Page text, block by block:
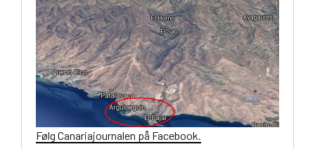
Følg Canariajournalen på Facebook.